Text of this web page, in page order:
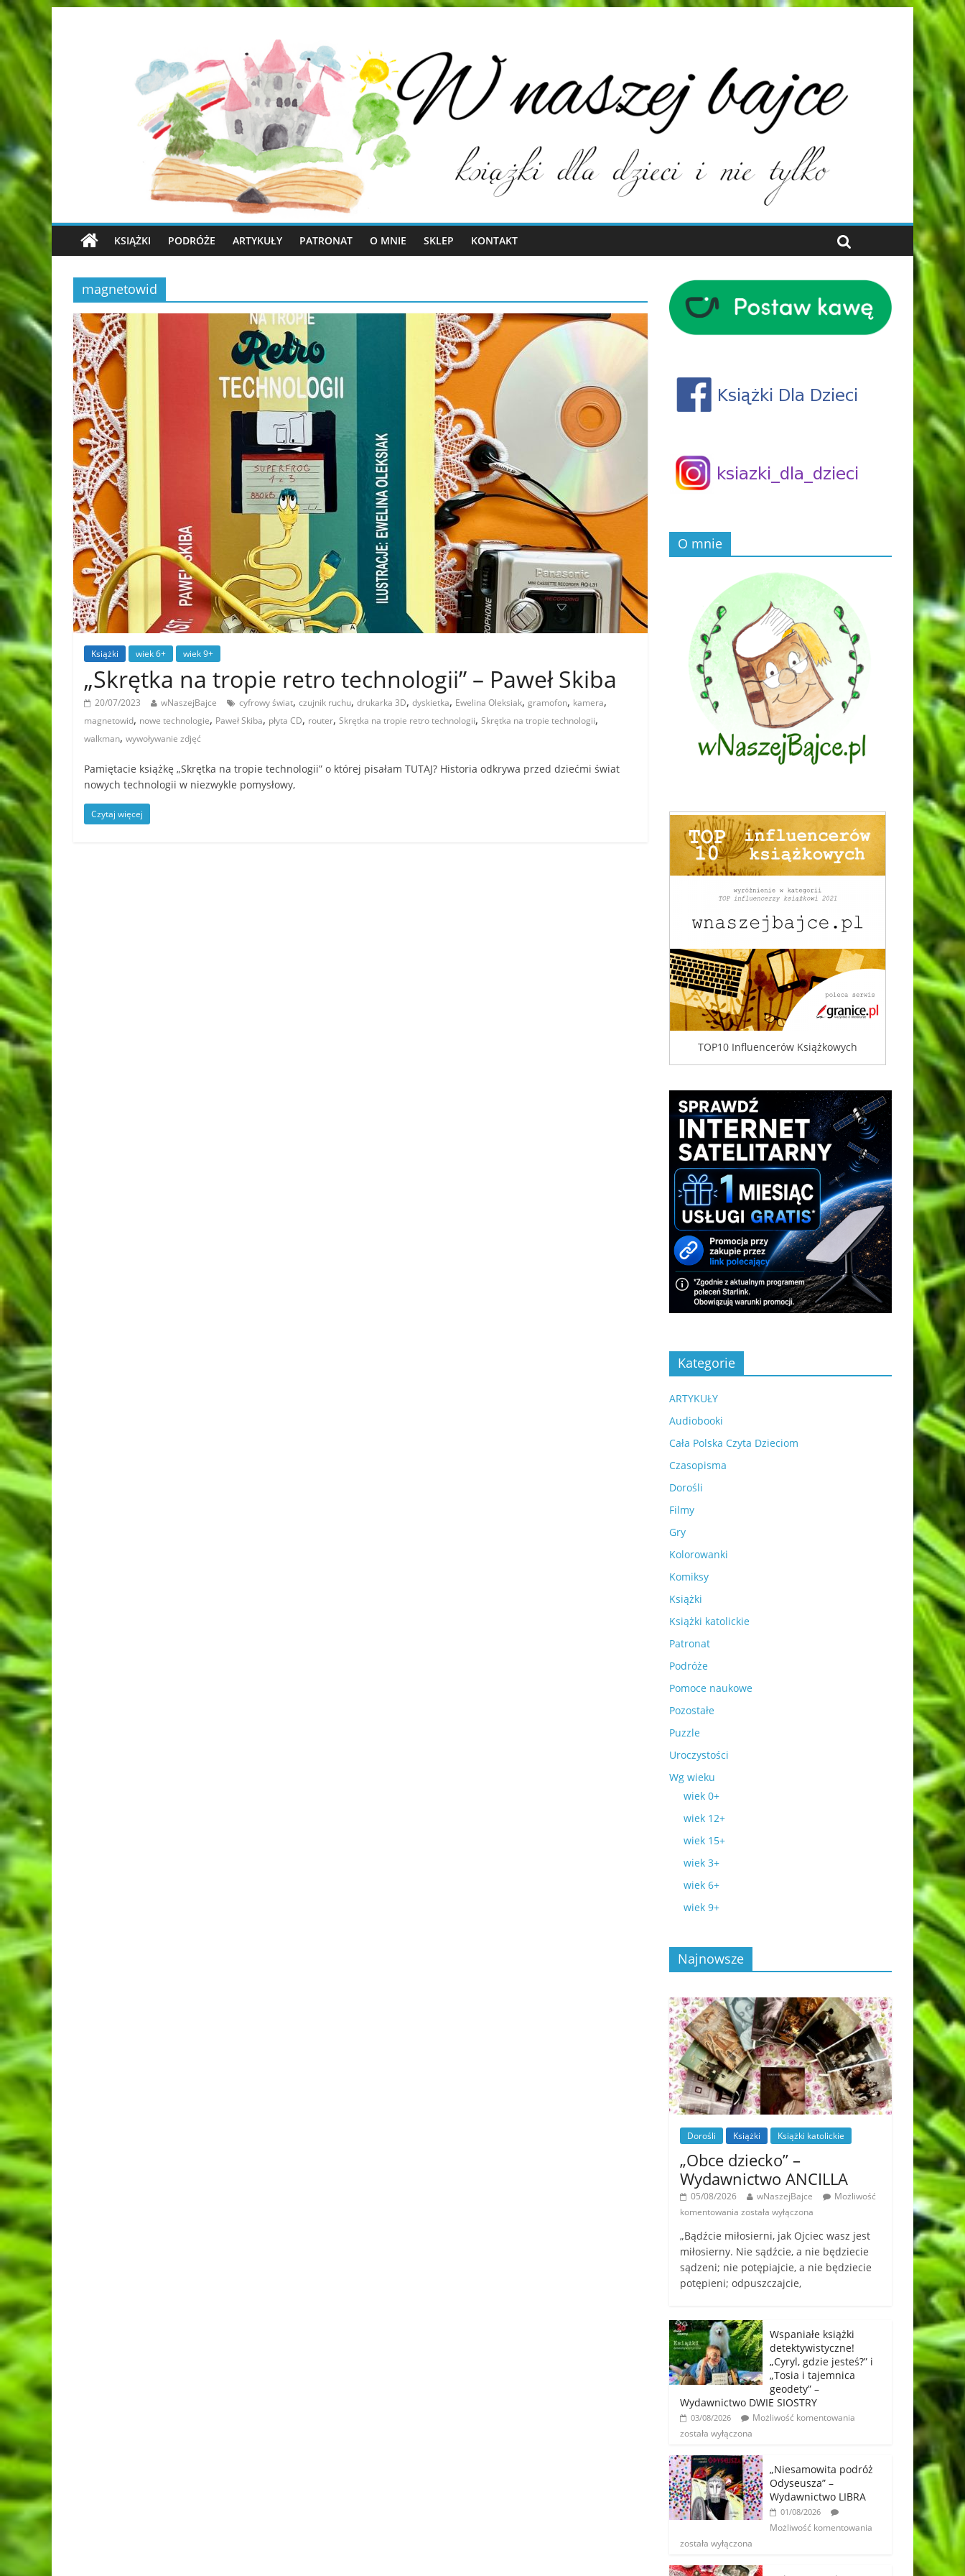
KSIĄŻKI PODRÓŻE ARTYKUŁY PATRONAT O MNIE SKLEP KONTAKT
magnetowid
Książki wiek 6+ wiek 9+
„Skrętka na tropie retro technologii” – Paweł Skiba
20/07/2023 wNaszejBajce cyfrowy świat, czujnik ruchu, drukarka 3D, dyskietka, Ewelina Oleksiak, gramofon, kamera,
magnetowid, nowe technologie, Paweł Skiba, płyta CD, router, Skrętka na tropie retro technologii, Skrętka na tropie technologii,
walkman, wywoływanie zdjęć
Pamiętacie książkę „Skrętka na tropie technologii” o której pisałam TUTAJ? Historia odkrywa przed dziećmi świat
nowych technologii w niezwykle pomysłowy,
Czytaj więcej
O mnie
TOP10 Influencerów Książkowych
Kategorie
ARTYKUŁY
Audiobooki
Cała Polska Czyta Dzieciom
Czasopisma
Dorośli
Filmy
Gry
Kolorowanki
Komiksy
Książki
Książki katolickie
Patronat
Podróże
Pomoce naukowe
Pozostałe
Puzzle
Uroczystości
Wg wieku
wiek 0+
wiek 12+
wiek 15+
wiek 3+
wiek 6+
wiek 9+
Najnowsze
Dorośli Książki Książki katolickie
„Obce dziecko” –
Wydawnictwo ANCILLA
05/08/2026 wNaszejBajce
Możliwość
komentowania została wyłączona
„Bądźcie miłosierni, jak Ojciec wasz jest
miłosierny. Nie sądźcie, a nie będziecie
sądzeni; nie potępiajcie, a nie będziecie
potępieni; odpuszczajcie,
Wspaniałe książki
detektywistyczne!
„Cyryl, gdzie jesteś?” i
„Tosia i tajemnica
geodety” –
Wydawnictwo DWIE SIOSTRY
03/08/2026
Możliwość komentowania
została wyłączona
„Niesamowita podróż
Odyseusza” –
Wydawnictwo LIBRA
01/08/2026
Możliwość komentowania
została wyłączona